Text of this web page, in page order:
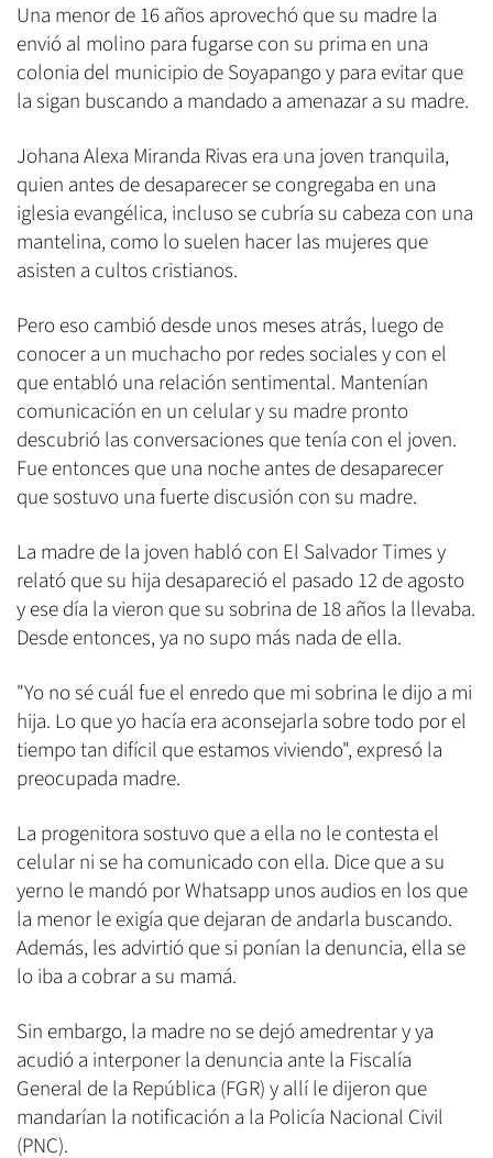
Una menor de 16 años aprovechó que su madre la
envió al molino para fugarse con su prima en una
colonia del municipio de Soyapango y para evitar que
la sigan buscando a mandado a amenazar a su madre.
Johana Alexa Miranda Rivas era una joven tranquila,
quien antes de desaparecer se congregaba en una
iglesia evangélica, incluso se cubría su cabeza con una
mantelina, como lo suelen hacer las mujeres que
asisten a cultos cristianos.
Pero eso cambió desde unos meses atrás, luego de
conocer a un muchacho por redes sociales y con el
que entabló una relación sentimental. Mantenían
comunicación en un celular y su madre pronto
descubrió las conversaciones que tenía con el joven.
Fue entonces que una noche antes de desaparecer
que sostuvo una fuerte discusión con su madre.
La madre de la joven habló con El Salvador Times y
relató que su hija desapareció el pasado 12 de agosto
y ese día la vieron que su sobrina de 18 años la llevaba.
Desde entonces, ya no supo más nada de ella.
"Yo no sé cuál fue el enredo que mi sobrina le dijo a mi
hija. Lo que yo hacía era aconsejarla sobre todo por el
tiempo tan difícil que estamos viviendo", expresó la
preocupada madre.
La progenitora sostuvo que a ella no le contesta el
celular ni se ha comunicado con ella. Dice que a su
yerno le mandó por Whatsapp unos audios en los que
la menor le exigía que dejaran de andarla buscando.
Además, les advirtió que si ponían la denuncia, ella se
lo iba a cobrar a su mamá.
Sin embargo, la madre no se dejó amedrentar y ya
acudió a interponer la denuncia ante la Fiscalía
General de la República (FGR) y allí le dijeron que
mandarían la notificación a la Policía Nacional Civil
(PNC).